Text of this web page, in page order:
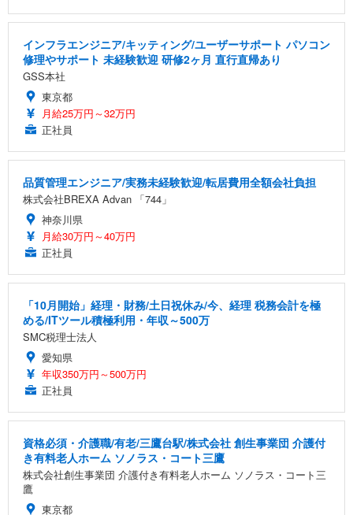
インフラエンジニア/キッティング/ユーザーサポート パソコン
修理やサポート 未経験歓迎 研修2ヶ月 直行直帰あり
GSS本社
東京都
月給25万円～32万円
正社員
品質管理エンジニア/実務未経験歓迎/転居費用全額会社負担
株式会社BREXA Advan 「744」
神奈川県
月給30万円～40万円
正社員
「10月開始」経理・財務/土日祝休み/今、経理 税務会計を極
める/ITツール積極利用・年収～500万
SMC税理士法人
愛知県
年収350万円～500万円
正社員
資格必須・介護職/有老/三鷹台駅/株式会社 創生事業団 介護付
き有料老人ホーム ソノラス・コート三鷹
株式会社創生事業団 介護付き有料老人ホーム ソノラス・コート三
鷹
東京都